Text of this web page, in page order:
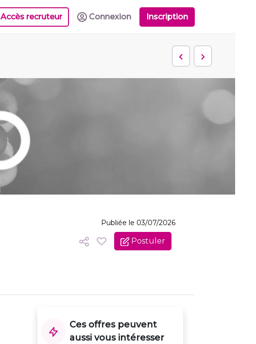
Accès recruteur Connexion Inscription
Publiée le 03/07/2026
Postuler
Ces offres peuvent
aussi vous intéresser